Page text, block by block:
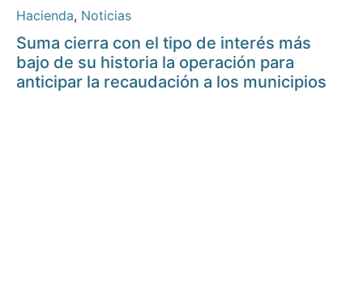
Hacienda, Noticias
Suma cierra con el tipo de interés más
bajo de su historia la operación para
anticipar la recaudación a los municipios